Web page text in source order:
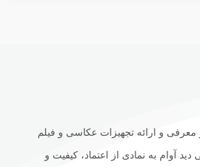
در معرفی و ارائه تجهیزات عکاسی و فیلم
دید آوام به نمادی از اعتماد، کیفیت و